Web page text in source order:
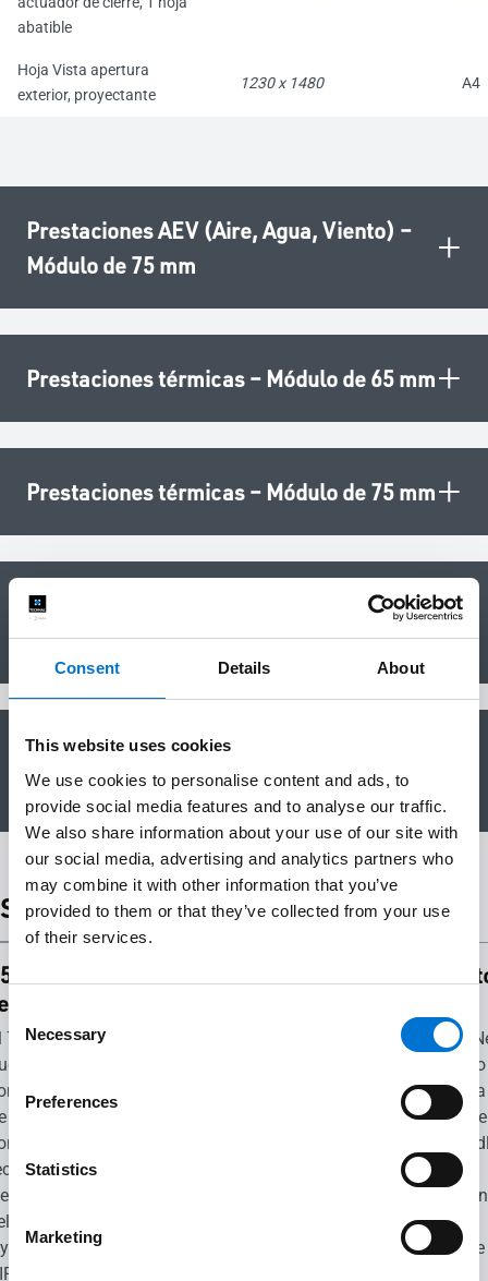
Consent Details About
This website uses cookies
We use cookies to personalise content and ads, to
provide social media features and to analyse our traffic.
We also share information about your use of our site with
our social media, advertising and analytics partners who
may combine it with other information that you’ve
provided to them or that they’ve collected from your use
of their services.
Consent
Selection
Necessary
Preferences
Statistics
Marketing
abatible
Hoja Vista apertura
exterior, proyectante
1230 x 1480 A4
Prestaciones AEV (Aire, Agua, Viento) –
Módulo de 75 mm
+
Prestaciones térmicas – Módulo de 65 mm+
Prestaciones térmicas – Módulo de 75 mm+
Prestaciones acústicas – Módulo de 65
mm
+
Prestaciones acústicas – Módulo de 75
mm
Sellos y Certificaciones
75 % de
carpintería
el
Cradle
SOLEAL
65 ha sido
certificada
con el
Plata
to Cradle,
el valor
circular